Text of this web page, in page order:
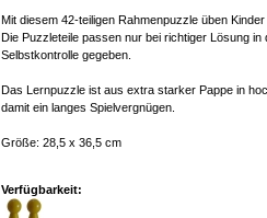
Mit diesem 42-teiligen Rahmenpuzzle üben
Die Puzzleteile passen nur bei richtiger Lösung
Selbstkontrolle gegeben.
Das Lernpuzzle ist aus extra starker Pappe in
damit ein langes Spielvergnügen.
Größe: 28,5 x 36,5 cm
Verfügbarkeit: